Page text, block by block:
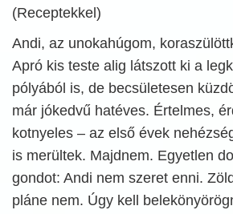
(Receptekkel)
Andi, az unokahúgom,
Apró kis teste alig látszott ki a
pólyából is, de becsületesen
már jókedvű hatéves. Értelmes,
kotnyeles – az első évek
is merültek. Majdnem. Egyetlen
gondot: Andi nem szeret enni.
pláne nem. Úgy kell